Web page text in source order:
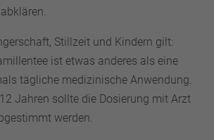
Stillzeit und Kindern gilt:
ist etwas anderes als eine
tägliche medizinische Anwendung.
Jahren sollte die Dosierung mit Arzt
werden.